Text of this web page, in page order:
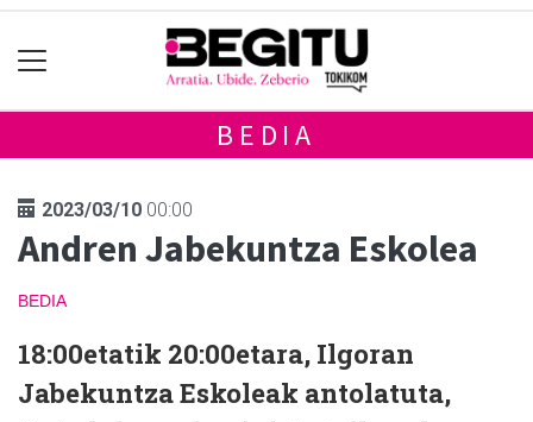
BEDIA
2023/03/10 00:00
Andren Jabekuntza Eskolea
BEDIA
18:00etatik 20:00etara, Ilgoran
Jabekuntza Eskoleak antolatuta,